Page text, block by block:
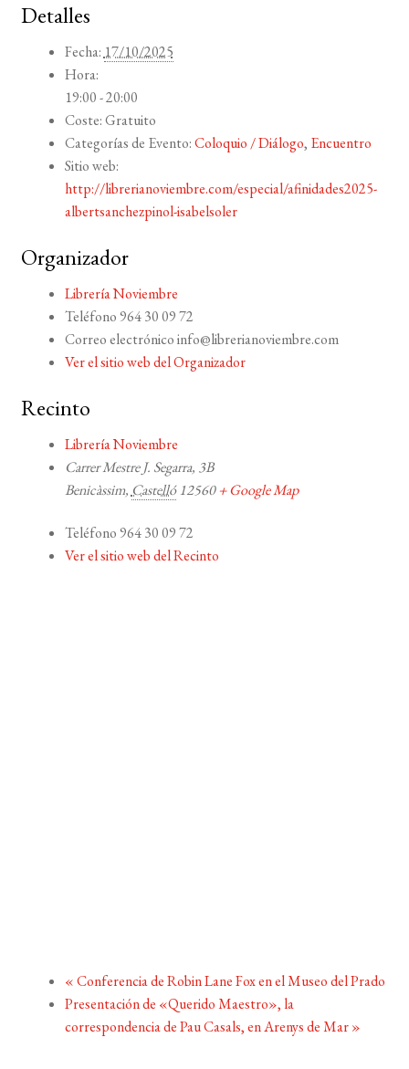
Detalles
Fecha:17/10/2025
Hora:
19:00 - 20:00
Coste:Gratuito
Categorías de Evento:Coloquio / Diálogo, Encuentro
Sitio web:
http://librerianoviembre.com/especial/afinidades2025-
albertsanchezpinol-isabelsoler
Organizador
Librería Noviembre
Teléfono 964 30 09 72
Correo electrónicoinfo@librerianoviembre.com
Ver el sitio web del Organizador
Recinto
Librería Noviembre
Carrer Mestre J. Segarra, 3B
Benicàssim, Castelló 12560 + Google Map
Teléfono 964 30 09 72
Ver el sitio web del Recinto
«Conferencia de Robin Lane Fox en el Museo del Prado
Presentación de «Querido Maestro», la
correspondencia de Pau Casals, en Arenys de Mar»